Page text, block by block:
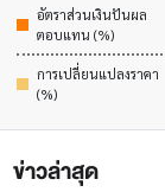
อัตราส่วนเงินปันผล
ตอบแทน (%)
การเปลี่ยนแปลงราคา
(%)
ข่าวล่าสุด